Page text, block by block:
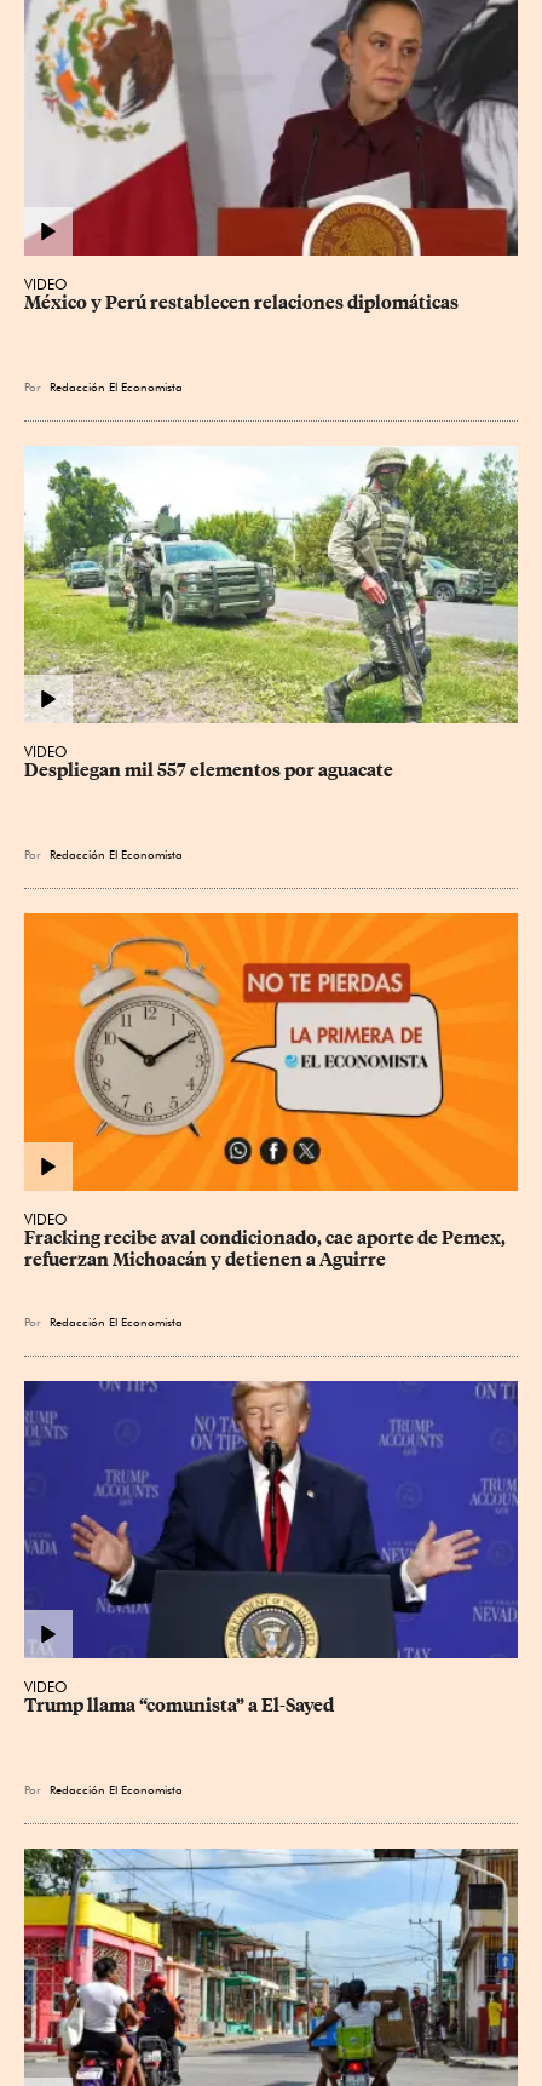
VIDEO
México y Perú restablecen relaciones diplomáticas
Por Redacción El Economista
VIDEO
Despliegan mil 557 elementos por aguacate
Por Redacción El Economista
VIDEO
Fracking recibe aval condicionado, cae aporte de Pemex,
refuerzan Michoacán y detienen a Aguirre
Por Redacción El Economista
VIDEO
Trump llama “comunista” a El-Sayed
Por Redacción El Economista